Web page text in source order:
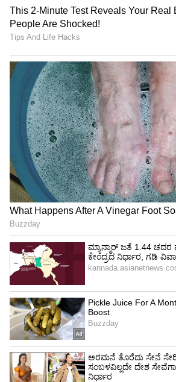
ಪರಿಸ್ಥಿತಿಯನ್ನು ಯಾರಿಗೂ ತರಬೇಡ.
ಸುರಕ್ಷಿತವಾಗಿರಿ" ಎಂದು ಪೋಸ್ಟ್
ಈ ಪೋಸ್ಟ್‌ಗೆ ನೆಟ್ಟಿಗರು ಹಾಗೂ ಸಹ
ಪ್ರತಿಕ್ರಿಯೆ ನೀಡುತ್ತಿದ್ದು, ಕಠಿಣ
ಮೆರೆದ ಅವರ ವೃತ್ತಿಪರತೆಗೆ ಶ್ಲಾಘನೆ